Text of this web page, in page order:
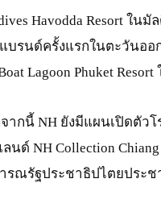
Havodda Resort ใน
บรนด์ครั้งแรกในตะวันออก
Lagoon Phuket
ากนี้ NH ยังมีแผนเปิดตัวโ
นด์ NH Collection
รณรัฐประชาธิปไตยประ